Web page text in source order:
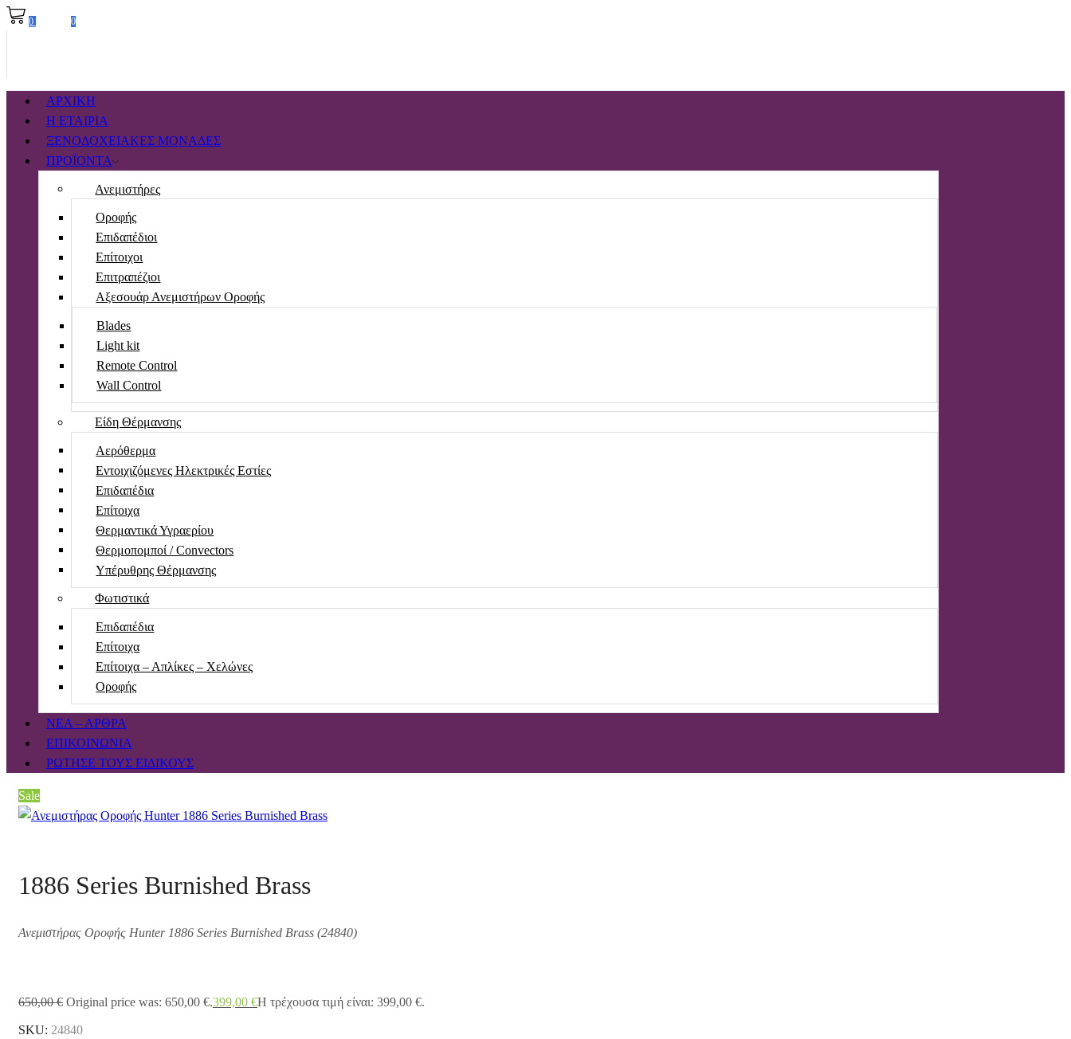
0 0
ΑΡΧΙΚΗ
Η ΕΤΑΙΡΙΑ
ΞΕΝΟΔΟΧΕΙΑΚΕΣ ΜΟΝΑΔΕΣ
ΠΡΟΪΟΝΤΑ
Ανεμιστήρες
Οροφής
Επιδαπέδιοι
Επίτοιχοι
Επιτραπέζιοι
Αξεσουάρ Ανεμιστήρων Οροφής
Blades
Light kit
Remote Control
Wall Control
Είδη Θέρμανσης
Αερόθερμα
Εντοιχιζόμενες Ηλεκτρικές Εστίες
Επιδαπέδια
Επίτοιχα
Θερμαντικά Υγραερίου
Θερμοπομποί / Convectors
Υπέρυθρης Θέρμανσης
Φωτιστικά
Επιδαπέδια
Επίτοιχα
Επίτοιχα – Απλίκες – Χελώνες
Οροφής
ΝΕΑ – ΑΡΘΡΑ
ΕΠΙΚΟΙΝΩΝΙΑ
ΡΩΤΗΣΕ ΤΟΥΣ ΕΙΔΙΚΟΥΣ
Sale
1886 Series Burnished Brass
Ανεμιστήρας Οροφής Hunter 1886 Series Burnished Brass (24840)
650,00€ Original price was: 650,00 €.399,00 €Η τρέχουσα τιμή είναι: 399,00 €.
SKU: 24840